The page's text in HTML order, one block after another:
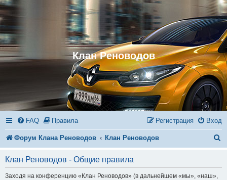
Клан Реноводов
FAQ Правила Вход
Регистрация
Форум Клана Реноводов Клан Реноводов
и
Клан Реноводов - Общие правила
Заходя на конференцию «Клан Реноводов» (в дальнейшем «мы», «наш»,